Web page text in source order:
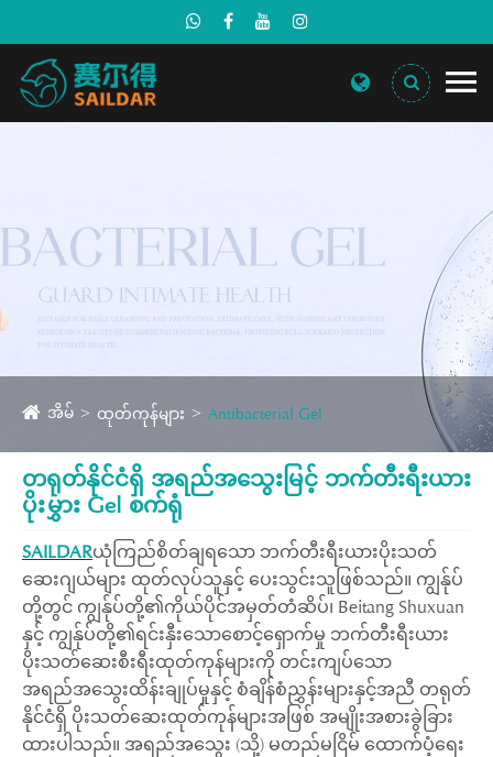
အိမ် ထုတ်ကုန်များ Antibacterial Gel
တရုတ်နိုင်ငံရှိ အရည်အသွေးမြင့် ဘက်တီးရီးယား
ပိုးမွှား Gel စက်ရုံ
SAILDARယုံကြည်စိတ်ချရသော ဘက်တီးရီးယားပိုးသတ်
ဆေးဂျယ်များ ထုတ်လုပ်သူနှင့် ပေးသွင်းသူဖြစ်သည်။ ကျွန်ုပ်
တို့တွင် ကျွန်ုပ်တို့၏ကိုယ်ပိုင်အမှတ်တံဆိပ်၊ Beitang Shuxuan
နှင့် ကျွန်ုပ်တို့၏ရင်းနှီးသောစောင့်ရှောက်မှု ဘက်တီးရီးယား
ပိုးသတ်ဆေးစီးရီးထုတ်ကုန်များကို တင်းကျပ်သော
အရည်အသွေးထိန်းချုပ်မှုနှင့် စံချိန်စံညွှန်းများနှင့်အညီ တရုတ်
နိုင်ငံရှိ ပိုးသတ်ဆေးထုတ်ကုန်များအဖြစ် အမျိုးအစားခွဲခြား
ထားပါသည်။ အရည်အသွေး (သို့) မတည်မငြိမ် ထောက်ပံ့ရေး